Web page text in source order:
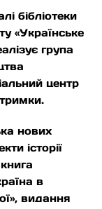
бібліотеки
«Українське
група
центр
нових
історії
в
видання